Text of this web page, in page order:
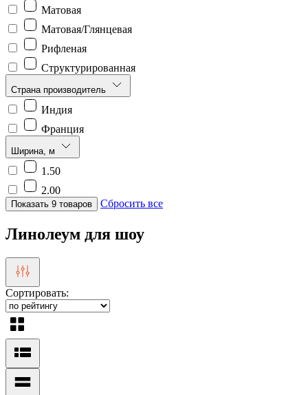
Матовая
Матовая/Глянцевая
Рифленая
Структурированная
Страна производитель
Индия
Франция
Ширина, м
1.50
2.00
Показать 9 товаров Сбросить все
Линолеум для шоу
Сортировать: